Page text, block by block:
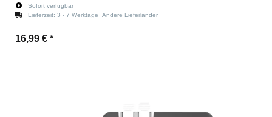
Sofort verfügbar
Lieferzeit: 3 - 7 Werktage Andere Lieferländer
16,99 € *